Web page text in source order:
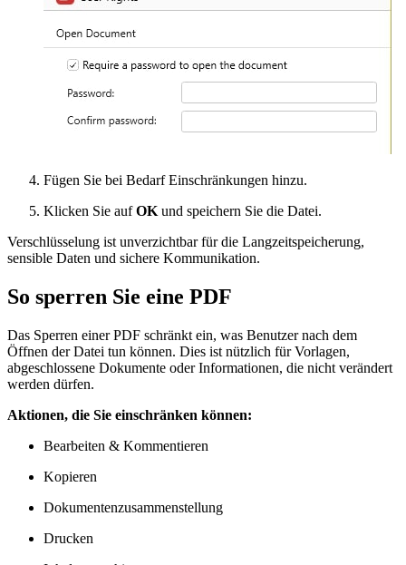
Fügen Sie bei Bedarf Einschränkungen hinzu.
Klicken Sie aufOK und speichern Sie die Datei.
Verschlüsselung ist unverzichtbar für die Langzeitspeicherung,
sensible Daten und sichere Kommunikation.
So sperren Sie eine PDF
Das Sperren einer PDF schränkt ein, was Benutzer nach dem
Öffnen der Datei tun können. Dies ist nützlich für Vorlagen,
abgeschlossene Dokumente oder Informationen, die nicht verändert
werden dürfen.
Aktionen, die Sie einschränken können:
Bearbeiten & Kommentieren
Kopieren
Dokumentenzusammenstellung
Drucken